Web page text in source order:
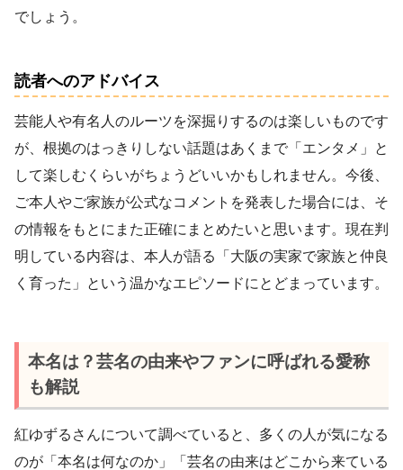
でしょう。
読者へのアドバイス
芸能人や有名人のルーツを深掘りするのは楽しいものです
が、根拠のはっきりしない話題はあくまで「エンタメ」と
して楽しむくらいがちょうどいいかもしれません。今後、
ご本人やご家族が公式なコメントを発表した場合には、そ
の情報をもとにまた正確にまとめたいと思います。現在判
明している内容は、本人が語る「大阪の実家で家族と仲良
く育った」という温かなエピソードにとどまっています。
本名は？芸名の由来やファンに呼ばれる愛称
も解説
紅ゆずるさんについて調べていると、多くの人が気になる
のが「本名は何なのか」「芸名の由来はどこから来ている